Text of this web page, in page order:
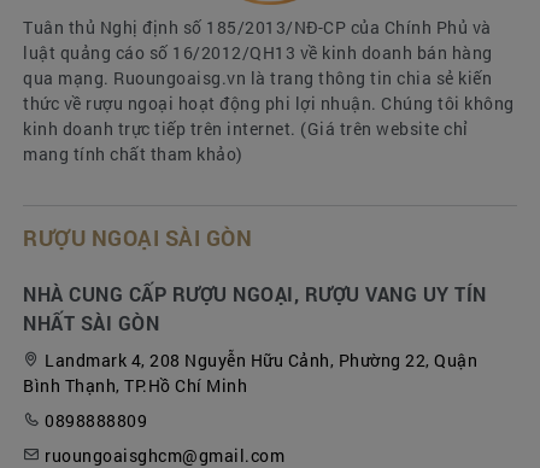
2.Bánh Ritaz
3.Trà Jimbaz
4.Socola Jinkeli
5.Cafe Mallorie
6.Kẹo Coconuts
7.Bánh Pineapple
chiêm ngưỡng từ những hộp quà Tết đơn giản
đến những giỏ quà Tết cao cấp, sang trọng. Quý
khách sẽ dễ dàng tìm được những mẫugiỏ quà
Tết doanh nghiệp
- Giá cạnh tranh nhất thị trường.
- Dịch vụ chuyên nghiệp, sản phẩm chất lượng
- Thời gian cung cấp nhanh nhất.
Tuân thủ Nghị định số 185/2013/NĐ-CP của Chính Phủ và
luật quảng cáo số 16/2012/QH13 về kinh doanh bán hàng
qua mạng. Ruoungoaisg.vn là trang thông tin chia sẻ kiến
thức về rượu ngoại hoạt động phi lợi nhuận. Chúng tôi không
kinh doanh trực tiếp trên internet. (Giá trên website chỉ
mang tính chất tham khảo)
RƯỢU NGOẠI SÀI GÒN
NHÀ CUNG CẤP RƯỢU NGOẠI, RƯỢU VANG UY TÍN
NHẤT SÀI GÒN
Landmark 4, 208 Nguyễn Hữu Cảnh, Phường 22, Quận
Bình Thạnh, TP.Hồ Chí Minh
0898888809
ruoungoaisghcm@gmail.com